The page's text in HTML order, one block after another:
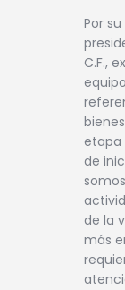
Por
C.F.,
etapa
de
de la
más